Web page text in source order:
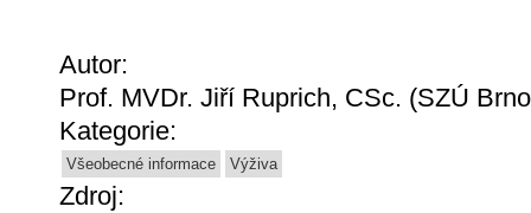
Autor:
Prof. MVDr. Jiří Ruprich, CSc. (SZÚ
Kategorie:
Všeobecné informace Výživa
Zdroj: